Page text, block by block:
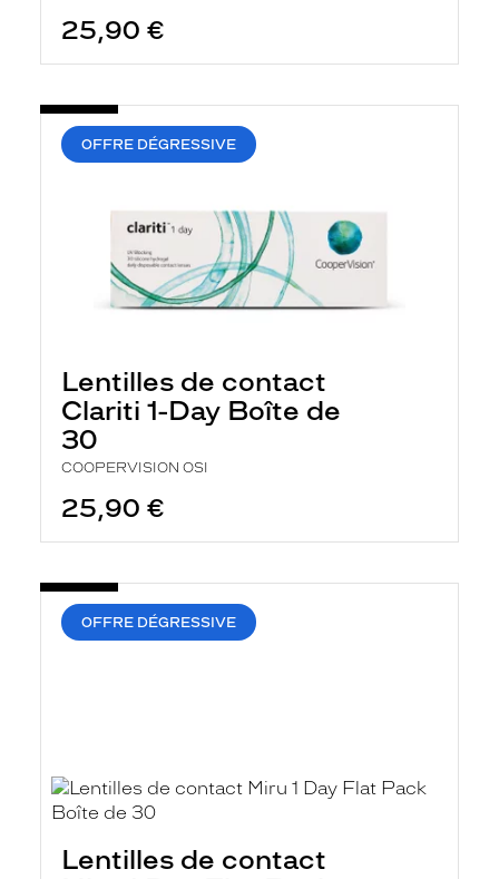
25,90 €
OFFRE DÉGRESSIVE
Lentilles de contact
Clariti 1-Day Boîte de
30
COOPERVISION OSI
25,90 €
OFFRE DÉGRESSIVE
Lentilles de contact